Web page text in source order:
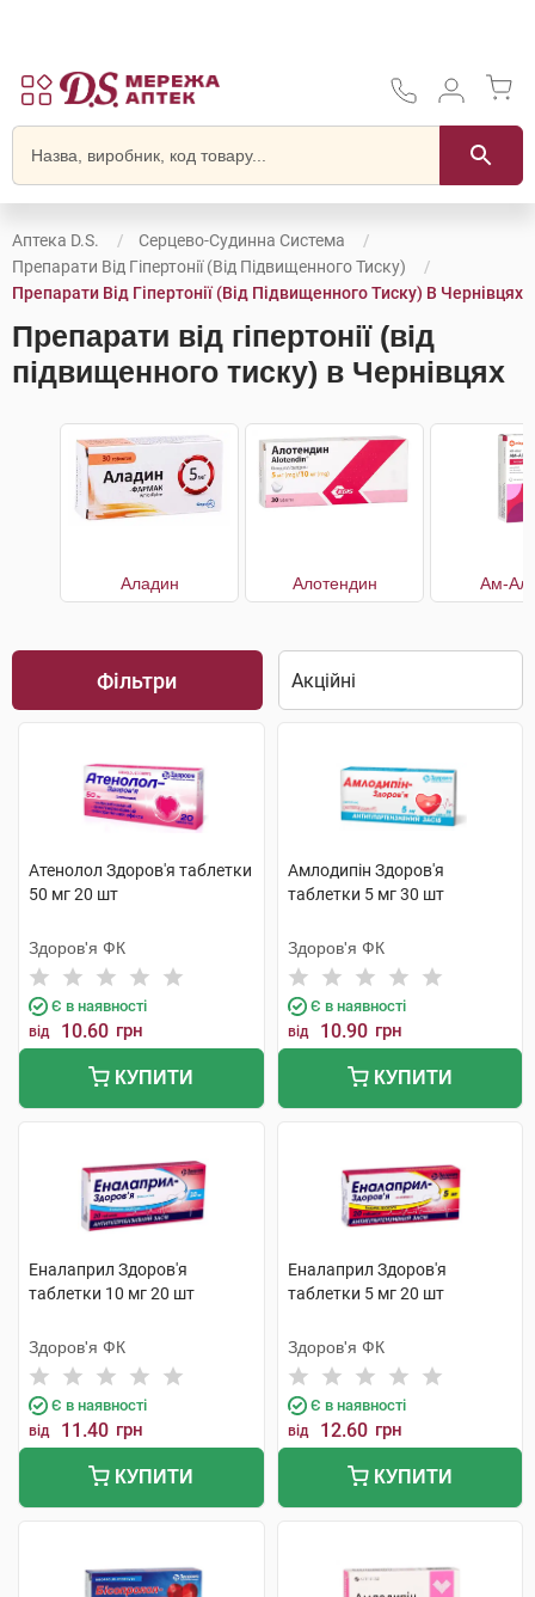
Аптека D.S.
Серцево-Судинна Система
Препарати Від Гіпертонії (від Підвищенного Тиску)
Препарати Від Гіпертонії (від Підвищенного Тиску) В Чернівцях
Препарати від гіпертонії (від
підвищенного тиску) в Чернівцях
Аладин Алотендин Ам-
Фільтри
Атенолол Здоров'я таблетки
50 мг 20 шт
Здоров'я ФК
Є в наявності
від 10.60 грн
КУПИТИ
Амлодипін Здоров'я
таблетки 5 мг 30 шт
Здоров'я ФК
Є в наявності
від 10.90 грн
КУПИТИ
Еналаприл Здоров'я
таблетки 10 мг 20 шт
Здоров'я ФК
Є в наявності
від 11.40 грн
КУПИТИ
Еналаприл Здоров'я
таблетки 5 мг 20 шт
Здоров'я ФК
Є в наявності
від 12.60 грн
КУПИТИ